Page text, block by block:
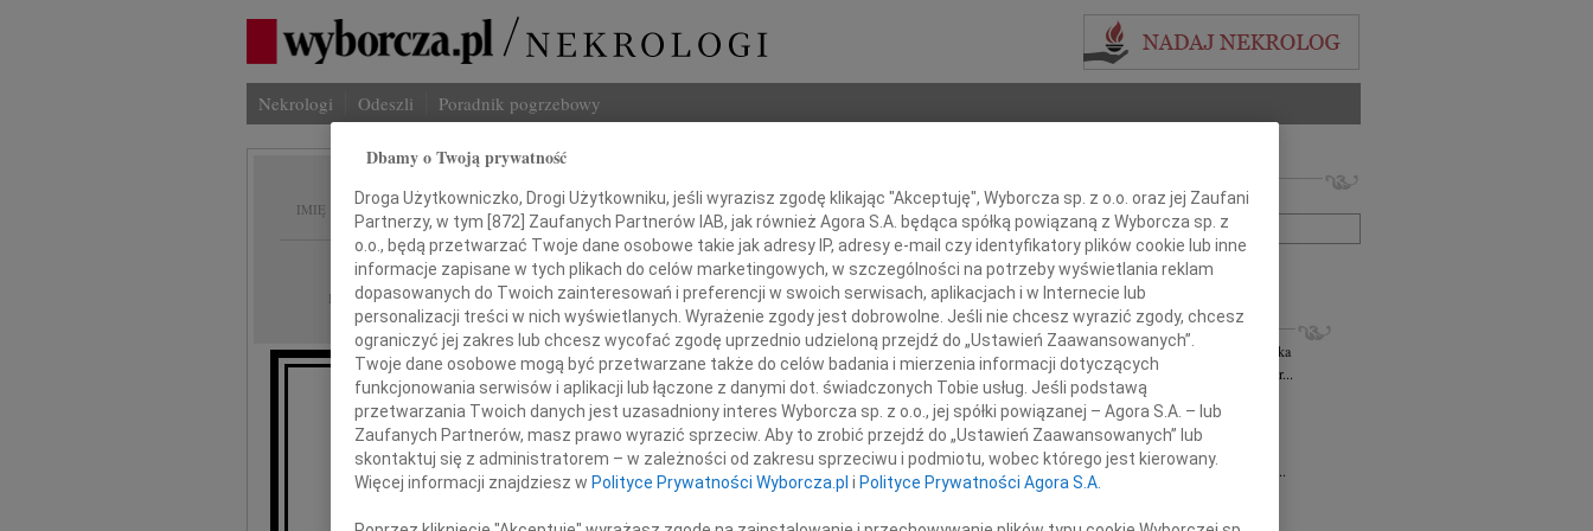
Nekrologi Odeszli Poradnik pogrzebowy
IMIĘ I NAZWISKO: Krzysztof Kazimierz Misiński
REGION: cała Polska
DATA EMISJI: 28.03.2025
30 marca 2021 roku odszedł mój Mąż
Imię i nazwisko lub numer ogłoszenia:
+ szukanie zaawansowane
INNE NEKROLOGI
Małgorzata Kościelska06.08.2026
cała Polska
Z głębokim smutkiem żegnam Panią Profesor...
Marta Rytel 31.07.2026
Z głębokim żalem w sercu żegnamy naszą...
Stanisław Gomułka
27.07.2026
Z głębokim żalem przyjęliśmy wiadomość o...
Adam Pilecki
Zarząd Podkarpackiego Stowarzyszenia...
Dbamy o Twoją prywatność
Droga Użytkowniczko, Drogi Użytkowniku, jeśli wyrazisz zgodę klikając "Akceptuję", Wyborcza sp. z o.o. oraz jej Zaufani
Partnerzy, w tym [872] Zaufanych Partnerów IAB, jak również Agora S.A. będąca spółką powiązaną z Wyborcza sp. z
o.o., będą przetwarzać Twoje dane osobowe takie jak adresy IP, adresy e-mail czy identyfikatory plików cookie lub inne
informacje zapisane w tych plikach do celów marketingowych, w szczególności na potrzeby wyświetlania reklam
dopasowanych do Twoich zainteresowań i preferencji w swoich serwisach, aplikacjach i w Internecie lub
personalizacji treści w nich wyświetlanych. Wyrażenie zgody jest dobrowolne. Jeśli nie chcesz wyrazić zgody, chcesz
ograniczyć jej zakres lub chcesz wycofać zgodę uprzednio udzieloną przejdź do „Ustawień Zaawansowanych”.
Twoje dane osobowe mogą być przetwarzane także do celów badania i mierzenia informacji dotyczących
funkcjonowania serwisów i aplikacji lub łączone z danymi dot. świadczonych Tobie usług. Jeśli podstawą
przetwarzania Twoich danych jest uzasadniony interes Wyborcza sp. z o.o., jej spółki powiązanej – Agora S.A. – lub
Zaufanych Partnerów, masz prawo wyrazić sprzeciw. Aby to zrobić przejdź do „Ustawień Zaawansowanych” lub
skontaktuj się z administratorem – w zależności od zakresu sprzeciwu i podmiotu, wobec którego jest kierowany.
Więcej informacji znajdziesz w Polityce Prywatności Wyborcza.pl i Polityce Prywatności Agora S.A.